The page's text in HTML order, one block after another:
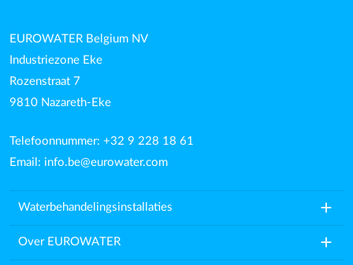
EUROWATER Belgium NV
Industriezone Eke
Rozenstraat 7
9810 Nazareth-Eke
Telefoonnummer: +32 9 228 18 61
Email: info.be@eurowater.com
Waterbehandelingsinstallaties add
Over EUROWATER add